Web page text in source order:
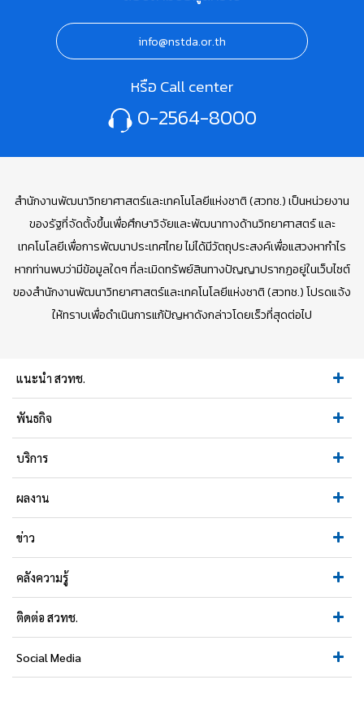
info@nstda.or.th
หรือ Call center
0-2564-8000
สำนักงานพัฒนาวิทยาศาสตร์และเทคโนโลยีแห่งชาติ (สวทช.) เป็นหน่วยงาน
ของรัฐที่จัดตั้งขึ้นเพื่อศึกษาวิจัยและพัฒนาทางด้านวิทยาศาสตร์ และ
เทคโนโลยีเพื่อการพัฒนาประเทศไทย ไม่ได้มีวัตถุประสงค์เพื่อแสวงหากำไร
หากท่านพบว่ามีข้อมูลใดๆ ที่ละเมิดทรัพย์สินทางปัญญาปรากฏอยู่ในเว็บไซต์
ของสำนักงานพัฒนาวิทยาศาสตร์และเทคโนโลยีแห่งชาติ (สวทช.) โปรดแจ้ง
ให้ทราบเพื่อดำเนินการแก้ปัญหาดังกล่าวโดยเร็วที่สุดต่อไป
แนะนำ สวทช.
พันธกิจ
บริการ
ผลงาน
ข่าว
คลังความรู้
ติดต่อ สวทช.
Social Media